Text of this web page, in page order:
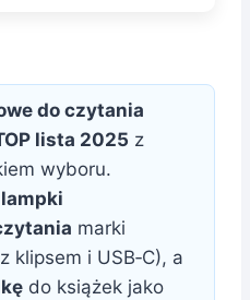
do czytania
lista 2025 z
wyboru.
lampki
marki
klipsem i USB‑C), a
do książek jako